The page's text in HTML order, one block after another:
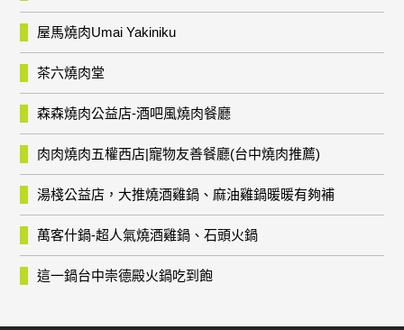
屋馬燒肉Umai Yakiniku
茶六燒肉堂
森森燒肉公益店-酒吧風燒肉餐廳
肉肉燒肉五權西店|寵物友善餐廳(台中燒肉推薦)
湯棧公益店，大推燒酒雞鍋、麻油雞鍋暖暖有夠補
萬客什鍋-超人氣燒酒雞鍋、石頭火鍋
這一鍋台中崇德殿火鍋吃到飽